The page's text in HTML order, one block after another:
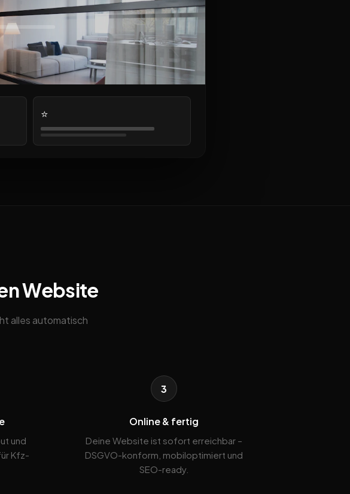
⭐
Website
alles automatisch
und
Kfz-
3
Online & fertig
Deine Website ist sofort erreichbar –
DSGVO-konform, mobiloptimiert und
SEO-ready.